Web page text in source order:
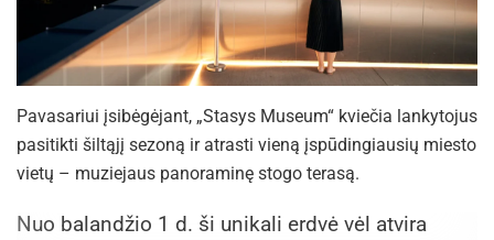
Pavasariui įsibėgėjant, „Stasys Museum“ kviečia lankytojus
pasitikti šiltąjį sezoną ir atrasti vieną įspūdingiausių miesto
vietų – muziejaus panoraminę stogo terasą.
Nuo balandžio 1 d. ši unikali erdvė vėl atvira